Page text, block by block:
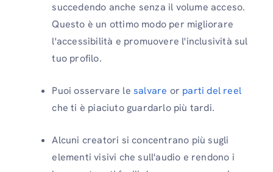
succedendo anche senza il volume acceso.
Questo è un ottimo modo per migliorare
l'accessibilità e promuovere l'inclusività sul
tuo profilo.
Puoi osservare le salvare or parti del reel
che ti è piaciuto guardarlo più tardi.
Alcuni creatori si concentrano più sugli
elementi visivi che sull'audio e rendono i